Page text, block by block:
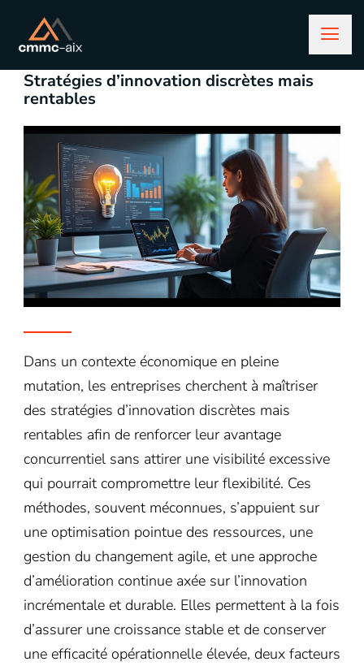
janvier 15, 2026
Stratégies d’innovation discrètes mais
rentables
Dans un contexte économique en pleine
mutation, les entreprises cherchent à maîtriser
des stratégies d’innovation discrètes mais
rentables afin de renforcer leur avantage
concurrentiel sans attirer une visibilité excessive
qui pourrait compromettre leur flexibilité. Ces
méthodes, souvent méconnues, s’appuient sur
une optimisation pointue des ressources, une
gestion du changement agile, et une approche
d’amélioration continue axée sur l’innovation
incrémentale et durable. Elles permettent à la fois
d’assurer une croissance stable et de conserver
une efficacité opérationnelle élevée, deux facteurs